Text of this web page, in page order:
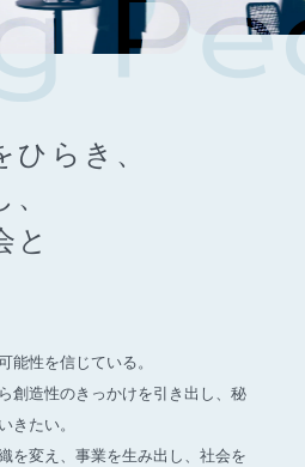
ひらき、
と
能性を信じている。
創造性のきっかけを引き出し、 秘
きたい。
を変え、事業を生み出し、社会を